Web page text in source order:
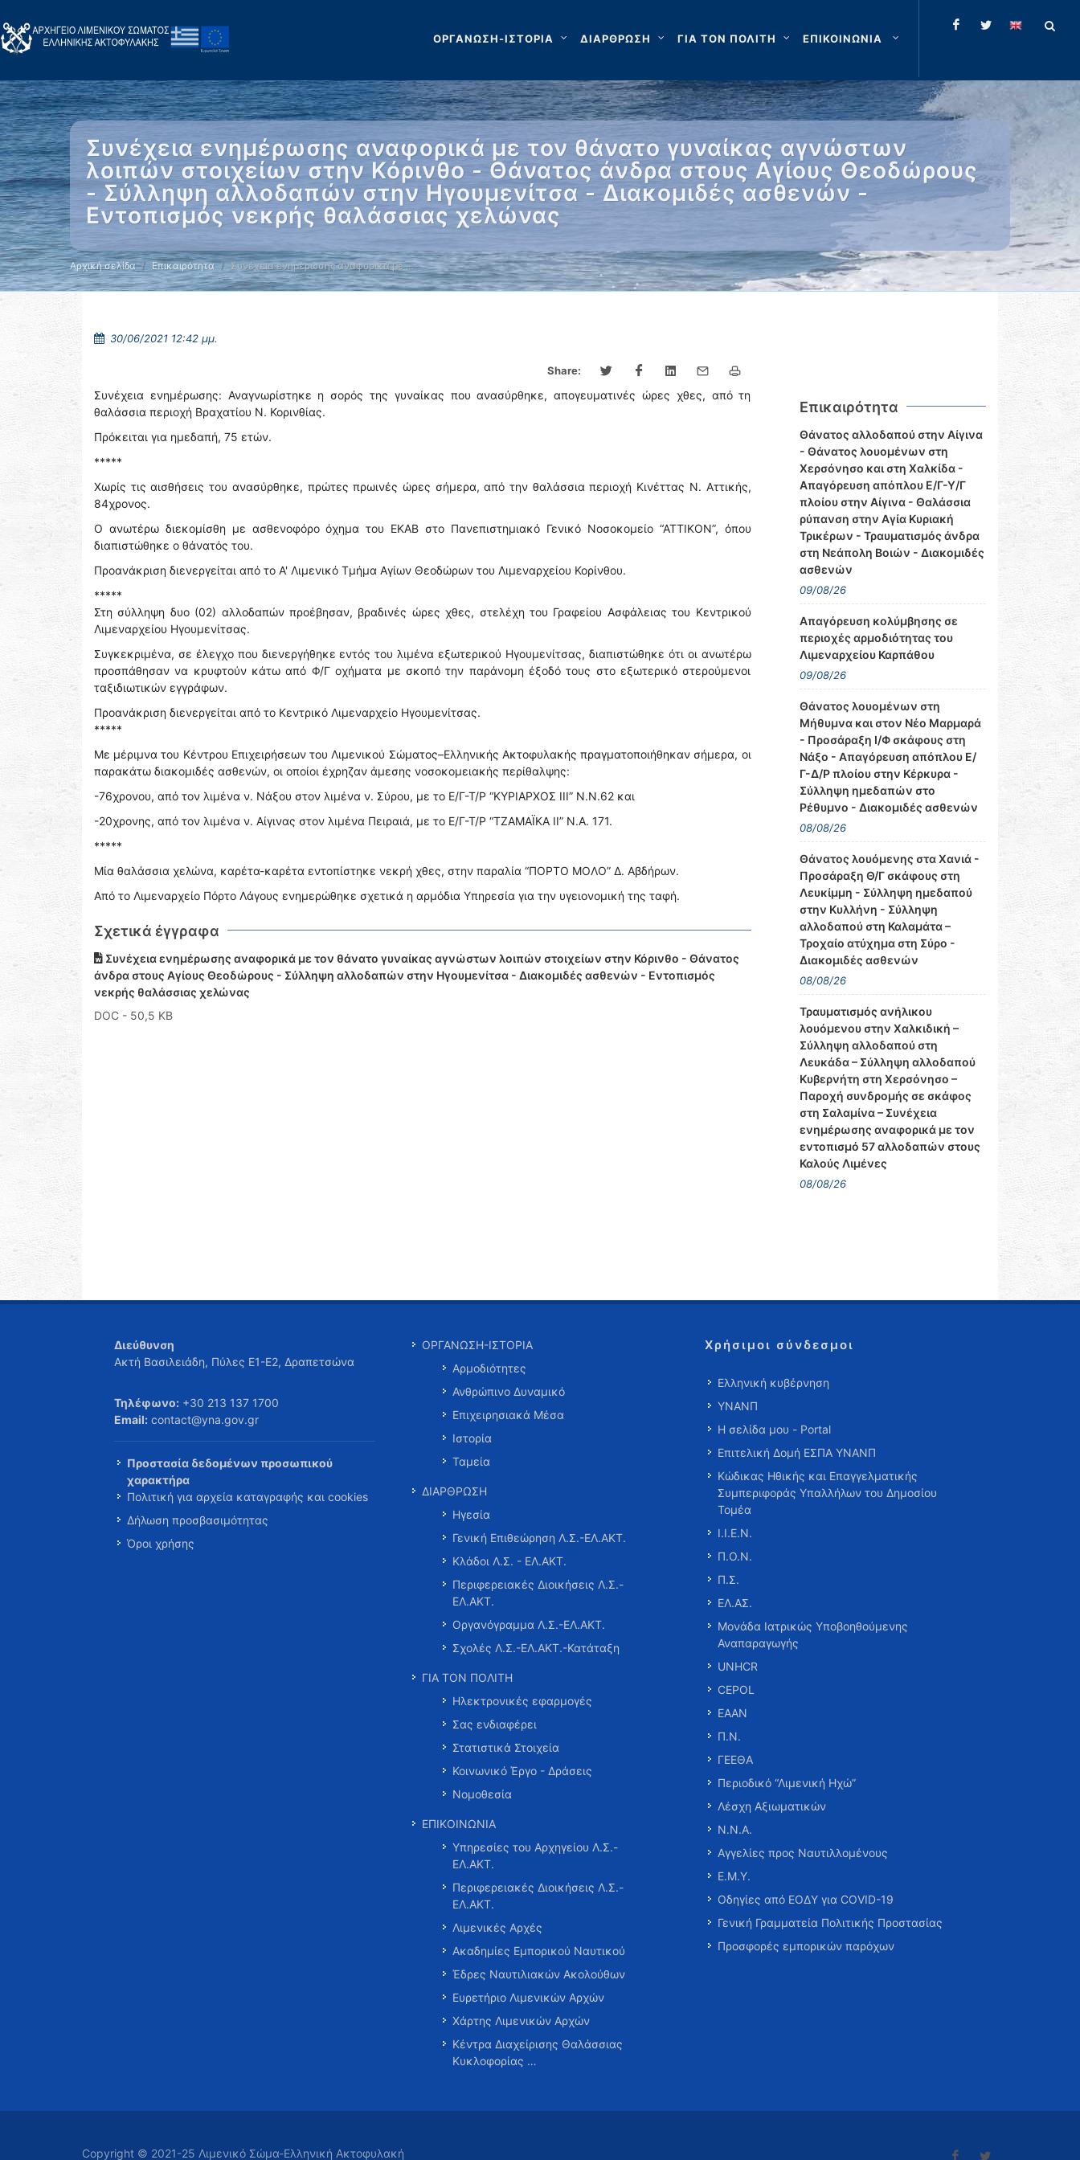
ΟΡΓΑΝΩΣΗ-ΙΣΤΟΡΙΑ ΔΙΑΡΘΡΩΣΗ ΓΙΑ ΤΟΝ ΠΟΛΙΤΗ ΕΠΙΚΟΙΝΩΝΙΑ
Συνέχεια ενημέρωσης αναφορικά με τον θάνατο γυναίκας αγνώστων
λοιπών στοιχείων στην Κόρινθο - Θάνατος άνδρα στους Αγίους Θεοδώρους
- Σύλληψη αλλοδαπών στην Ηγουμενίτσα - Διακομιδές ασθενών -
Εντοπισμός νεκρής θαλάσσιας χελώνας
Αρχική σελίδα Επικαιρότητα Συνέχεια ενημέρωσης αναφορικά με …
30/06/2021 12:42 μμ.
Share:
Συνέχεια ενημέρωσης: Αναγνωρίστηκε η σορός της γυναίκας που ανασύρθηκε, απογευματινές ώρες χθες, από τη
θαλάσσια περιοχή Βραχατίου Ν. Κορινθίας.
Πρόκειται για ημεδαπή, 75 ετών.
*****
Χωρίς τις αισθήσεις του ανασύρθηκε, πρώτες πρωινές ώρες σήμερα, από την θαλάσσια περιοχή Κινέττας Ν. Αττικής,
84χρονος.
Ο ανωτέρω διεκομίσθη με ασθενοφόρο όχημα του ΕΚΑΒ στο Πανεπιστημιακό Γενικό Νοσοκομείο “ΑΤΤΙΚΟΝ”, όπου
διαπιστώθηκε ο θάνατός του.
Προανάκριση διενεργείται από το Α' Λιμενικό Τμήμα Αγίων Θεοδώρων του Λιμεναρχείου Κορίνθου.
*****
Στη σύλληψη δυο (02) αλλοδαπών προέβησαν, βραδινές ώρες χθες, στελέχη του Γραφείου Ασφάλειας του Κεντρικού
Λιμεναρχείου Ηγουμενίτσας.
Συγκεκριμένα, σε έλεγχο που διενεργήθηκε εντός του λιμένα εξωτερικού Ηγουμενίτσας, διαπιστώθηκε ότι οι ανωτέρω
προσπάθησαν να κρυφτούν κάτω από Φ/Γ οχήματα με σκοπό την παράνομη έξοδό τους στο εξωτερικό στερούμενοι
ταξιδιωτικών εγγράφων.
Προανάκριση διενεργείται από το Κεντρικό Λιμεναρχείο Ηγουμενίτσας.
*****
Με μέριμνα του Κέντρου Επιχειρήσεων του Λιμενικού Σώματος–Ελληνικής Ακτοφυλακής πραγματοποιήθηκαν σήμερα, οι
παρακάτω διακομιδές ασθενών, οι οποίοι έχρηζαν άμεσης νοσοκομειακής περίθαλψης:
-76χρονου, από τον λιμένα ν. Νάξου στον λιμένα ν. Σύρου, με το Ε/Γ-Τ/Ρ “ΚΥΡΙΑΡΧΟΣ ΙΙΙ” Ν.Ν.62 και
-20χρονης, από τον λιμένα ν. Αίγινας στον λιμένα Πειραιά, με το Ε/Γ-Τ/Ρ “ΤΖΑΜΑΪΚΑ ΙΙ” Ν.Α. 171.
*****
Μία θαλάσσια χελώνα, καρέτα-καρέτα εντοπίστηκε νεκρή χθες, στην παραλία “ΠΟΡΤΟ ΜΟΛΟ” Δ. Αβδήρων.
Από το Λιμεναρχείο Πόρτο Λάγους ενημερώθηκε σχετικά η αρμόδια Υπηρεσία για την υγειονομική της ταφή.
Σχετικά έγγραφα
Συνέχεια ενημέρωσης αναφορικά με τον θάνατο γυναίκας αγνώστων λοιπών στοιχείων στην Κόρινθο - Θάνατος
άνδρα στους Αγίους Θεοδώρους - Σύλληψη αλλοδαπών στην Ηγουμενίτσα - Διακομιδές ασθενών - Εντοπισμός
νεκρής θαλάσσιας χελώνας
DOC - 50,5 KB
Επικαιρότητα
Θάνατος αλλοδαπού στην Αίγινα
- Θάνατος λουομένων στη
Χερσόνησο και στη Χαλκίδα -
Απαγόρευση απόπλου Ε/Γ-Υ/Γ
πλοίου στην Αίγινα - Θαλάσσια
ρύπανση στην Αγία Κυριακή
Τρικέρων - Τραυματισμός άνδρα
στη Νεάπολη Βοιών - Διακομιδές
ασθενών
09/08/26
Απαγόρευση κολύμβησης σε
περιοχές αρμοδιότητας του
Λιμεναρχείου Καρπάθου
09/08/26
Θάνατος λουομένων στη
Μήθυμνα και στον Νέο Μαρμαρά
- Προσάραξη Ι/Φ σκάφους στη
Νάξο - Απαγόρευση απόπλου Ε/
Γ-Δ/Ρ πλοίου στην Κέρκυρα -
Σύλληψη ημεδαπών στο
Ρέθυμνο - Διακομιδές ασθενών
08/08/26
Θάνατος λουόμενης στα Χανιά -
Προσάραξη Θ/Γ σκάφους στη
Λευκίμμη - Σύλληψη ημεδαπού
στην Κυλλήνη - Σύλληψη
αλλοδαπού στη Καλαμάτα –
Τροχαίο ατύχημα στη Σύρο -
Διακομιδές ασθενών
08/08/26
Τραυματισμός ανήλικου
λουόμενου στην Χαλκιδική –
Σύλληψη αλλοδαπού στη
Λευκάδα – Σύλληψη αλλοδαπού
Κυβερνήτη στη Χερσόνησο –
Παροχή συνδρομής σε σκάφος
στη Σαλαμίνα – Συνέχεια
ενημέρωσης αναφορικά με τον
εντοπισμό 57 αλλοδαπών στους
Καλούς Λιμένες
08/08/26
Διεύθυνση
Ακτή Βασιλειάδη, Πύλες Ε1-Ε2, Δραπετσώνα
Τηλέφωνο: +30 213 137 1700
Email: contact@yna.gov.gr
Προστασία δεδομένων προσωπικού
χαρακτήρα
Πολιτική για αρχεία καταγραφής και cookies
Δήλωση προσβασιμότητας
Όροι χρήσης
ΟΡΓΑΝΩΣΗ-ΙΣΤΟΡΙΑ
Αρμοδιότητες
Ανθρώπινο Δυναμικό
Επιχειρησιακά Μέσα
Ιστορία
Ταμεία
ΔΙΑΡΘΡΩΣΗ
Ηγεσία
Γενική Επιθεώρηση Λ.Σ.-ΕΛ.ΑΚΤ.
Κλάδοι Λ.Σ. - ΕΛ.ΑΚΤ.
Περιφερειακές Διοικήσεις Λ.Σ.-
ΕΛ.ΑΚΤ.
Οργανόγραμμα Λ.Σ.-ΕΛ.ΑΚΤ.
Σχολές Λ.Σ.-ΕΛ.ΑΚΤ.-Κατάταξη
ΓΙΑ ΤΟΝ ΠΟΛΙΤΗ
Ηλεκτρονικές εφαρμογές
Σας ενδιαφέρει
Στατιστικά Στοιχεία
Κοινωνικό Έργο - Δράσεις
Νομοθεσία
ΕΠΙΚΟΙΝΩΝΙΑ
Υπηρεσίες του Αρχηγείου Λ.Σ.-
ΕΛ.ΑΚΤ.
Περιφερειακές Διοικήσεις Λ.Σ.-
ΕΛ.ΑΚΤ.
Λιμενικές Αρχές
Ακαδημίες Εμπορικού Ναυτικού
Έδρες Ναυτιλιακών Ακολούθων
Ευρετήριο Λιμενικών Αρχών
Χάρτης Λιμενικών Αρχών
Κέντρα Διαχείρισης Θαλάσσιας
Κυκλοφορίας …
Χρήσιμοι σύνδεσμοι
Ελληνική κυβέρνηση
ΥΝΑΝΠ
Η σελίδα μου - Portal
Επιτελική Δομή ΕΣΠΑ ΥΝΑΝΠ
Κώδικας Ηθικής και Επαγγελματικής
Συμπεριφοράς Υπαλλήλων του Δημοσίου
Τομέα
Ι.Ι.Ε.Ν.
Π.Ο.Ν.
Π.Σ.
ΕΛ.ΑΣ.
Μονάδα Ιατρικώς Υποβοηθούμενης
Αναπαραγωγής
UNHCR
CEPOL
ΕΑΑΝ
Π.Ν.
ΓΕΕΘΑ
Περιοδικό “Λιμενική Ηχώ”
Λέσχη Αξιωματικών
Ν.Ν.Α.
Αγγελίες προς Ναυτιλλομένους
Ε.Μ.Υ.
Οδηγίες από ΕΟΔΥ για COVID-19
Γενική Γραμματεία Πολιτικής Προστασίας
Προσφορές εμπορικών παρόχων
Copyright © 2021-25 Λιμενικό Σώμα-Ελληνική Ακτοφυλακή